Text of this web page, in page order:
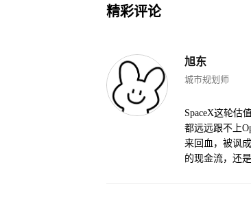
精彩评论
旭东
城市规划师
SpaceX这轮估
都远远跟不上
来回血，被讽
的现金流，还